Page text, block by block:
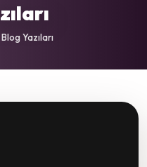
Blog Yazıları